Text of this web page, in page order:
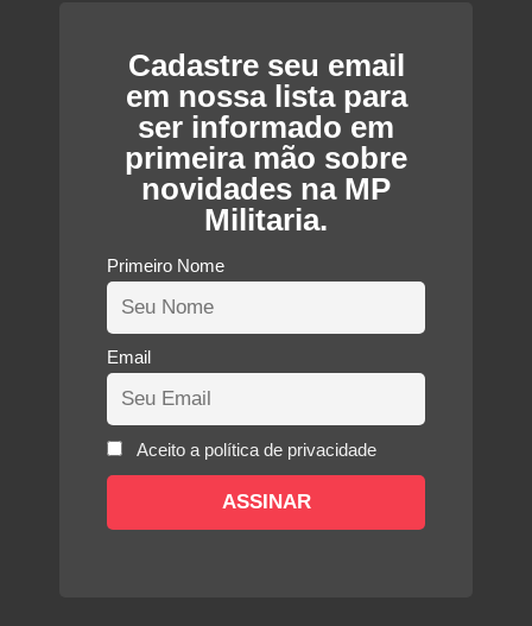
Cadastre seu email
em nossa lista para
ser informado em
primeira mão sobre
novidades na MP
Militaria.
Primeiro Nome
Email
Aceito a política de privacidade